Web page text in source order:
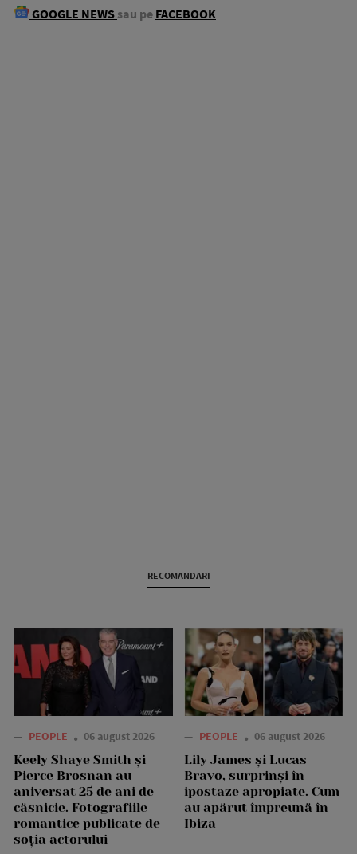
GOOGLE NEWS sau pe FACEBOOK
RECOMANDARI
— PEOPLE 06 august 2026
Keely Shaye Smith și
Pierce Brosnan au
aniversat 25 de ani de
căsnicie. Fotografiile
romantice publicate de
soția actorului
— PEOPLE 06 august 2026
Lily James și Lucas
Bravo, surprinși în
ipostaze apropiate. Cum
au apărut împreună în
Ibiza